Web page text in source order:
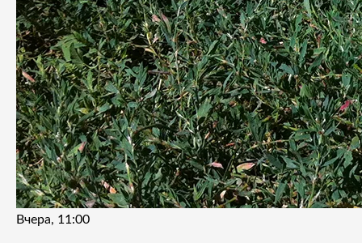
Вчера, 11:00